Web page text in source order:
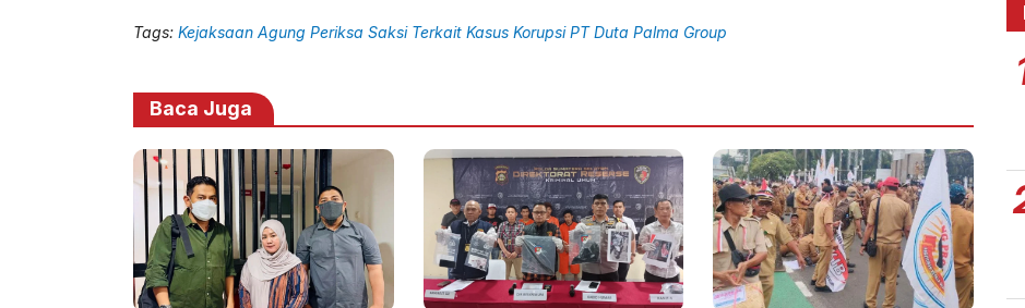
Tags: Kejaksaan Agung Periksa Saksi Terkait Kasus Korupsi PT Duta Palma Group
Baca Juga